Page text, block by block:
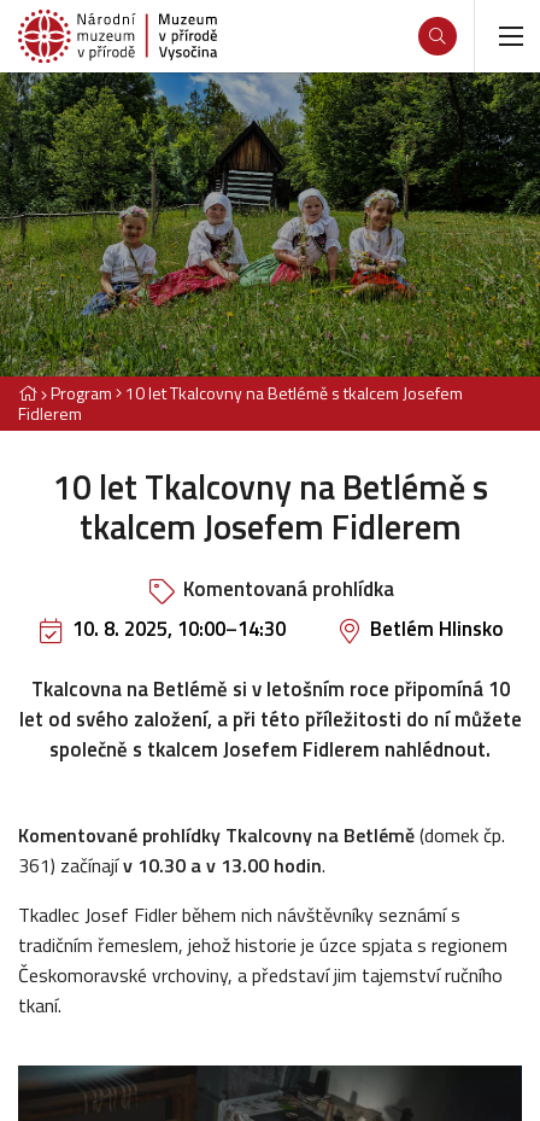
Program 10 let Tkalcovny na Betlémě s tkalcem Josefem
Fidlerem
10 let Tkalcovny na Betlémě s
tkalcem Josefem Fidlerem
Komentovaná prohlídka
10. 8. 2025, 10:00–14:30
Betlém Hlinsko
Tkalcovna na Betlémě si v letošním roce připomíná 10
let od svého založení, a při této příležitosti do ní můžete
společně s tkalcem Josefem Fidlerem nahlédnout.
Komentované prohlídky Tkalcovny na Betlémě(domek čp.
361) začínajív 10.30 a v 13.00 hodin.
Tkadlec Josef Fidler během nich návštěvníky seznámí s
tradičním řemeslem, jehož historie je úzce spjata s regionem
Českomoravské vrchoviny, a představí jim tajemství ručního
tkaní.